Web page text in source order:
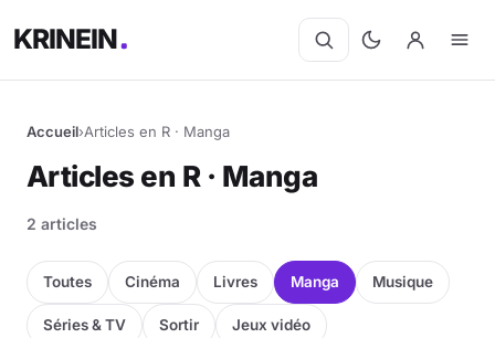
KRINEIN
Accueil›Articles en R · Manga
Articles en R · Manga
2 articles
Toutes Cinéma Livres Manga Musique
Séries & TV Sortir Jeux vidéo